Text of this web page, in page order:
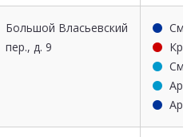
Большой Власьевский
пер., д. 9